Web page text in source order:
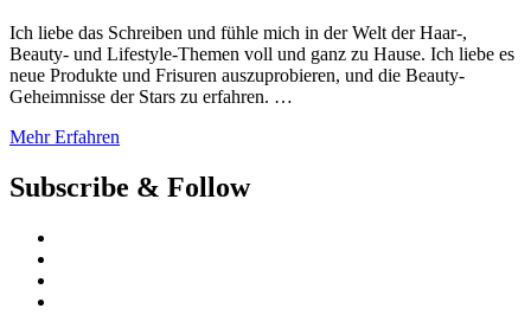
Ich liebe das Schreiben und fühle mich in der Welt der Haar-,
Beauty- und Lifestyle-Themen voll und ganz zu Hause. Ich liebe es
neue Produkte und Frisuren auszuprobieren, und die Beauty-
Geheimnisse der Stars zu erfahren. …
Mehr Erfahren
Subscribe & Follow